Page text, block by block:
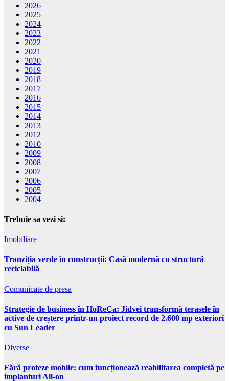
2026
2025
2024
2023
2022
2021
2020
2019
2018
2017
2016
2015
2014
2013
2012
2010
2009
2008
2007
2006
2005
2004
Trebuie sa vezi si:
Imobiliare
Tranziția verde în construcții: Casă modernă cu structură
reciclabilă
Comunicate de presa
Strategie de business în HoReCa: Jidvei transformă terasele în
active de creștere printr-un proiect record de 2.600 mp exteriori
cu Sun Leader
Diverse
Fără proteze mobile: cum funcționează reabilitarea completă pe
implanturi All-on